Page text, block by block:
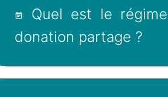
Quel est le
donation partage ?